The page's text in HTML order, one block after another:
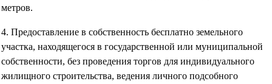
метров.
4. Предоставление в собственность бесплатно земельного
участка, находящегося в государственной или муниципальной
собственности, без проведения торгов для индивидуального
жилищного строительства, ведения личного подсобного